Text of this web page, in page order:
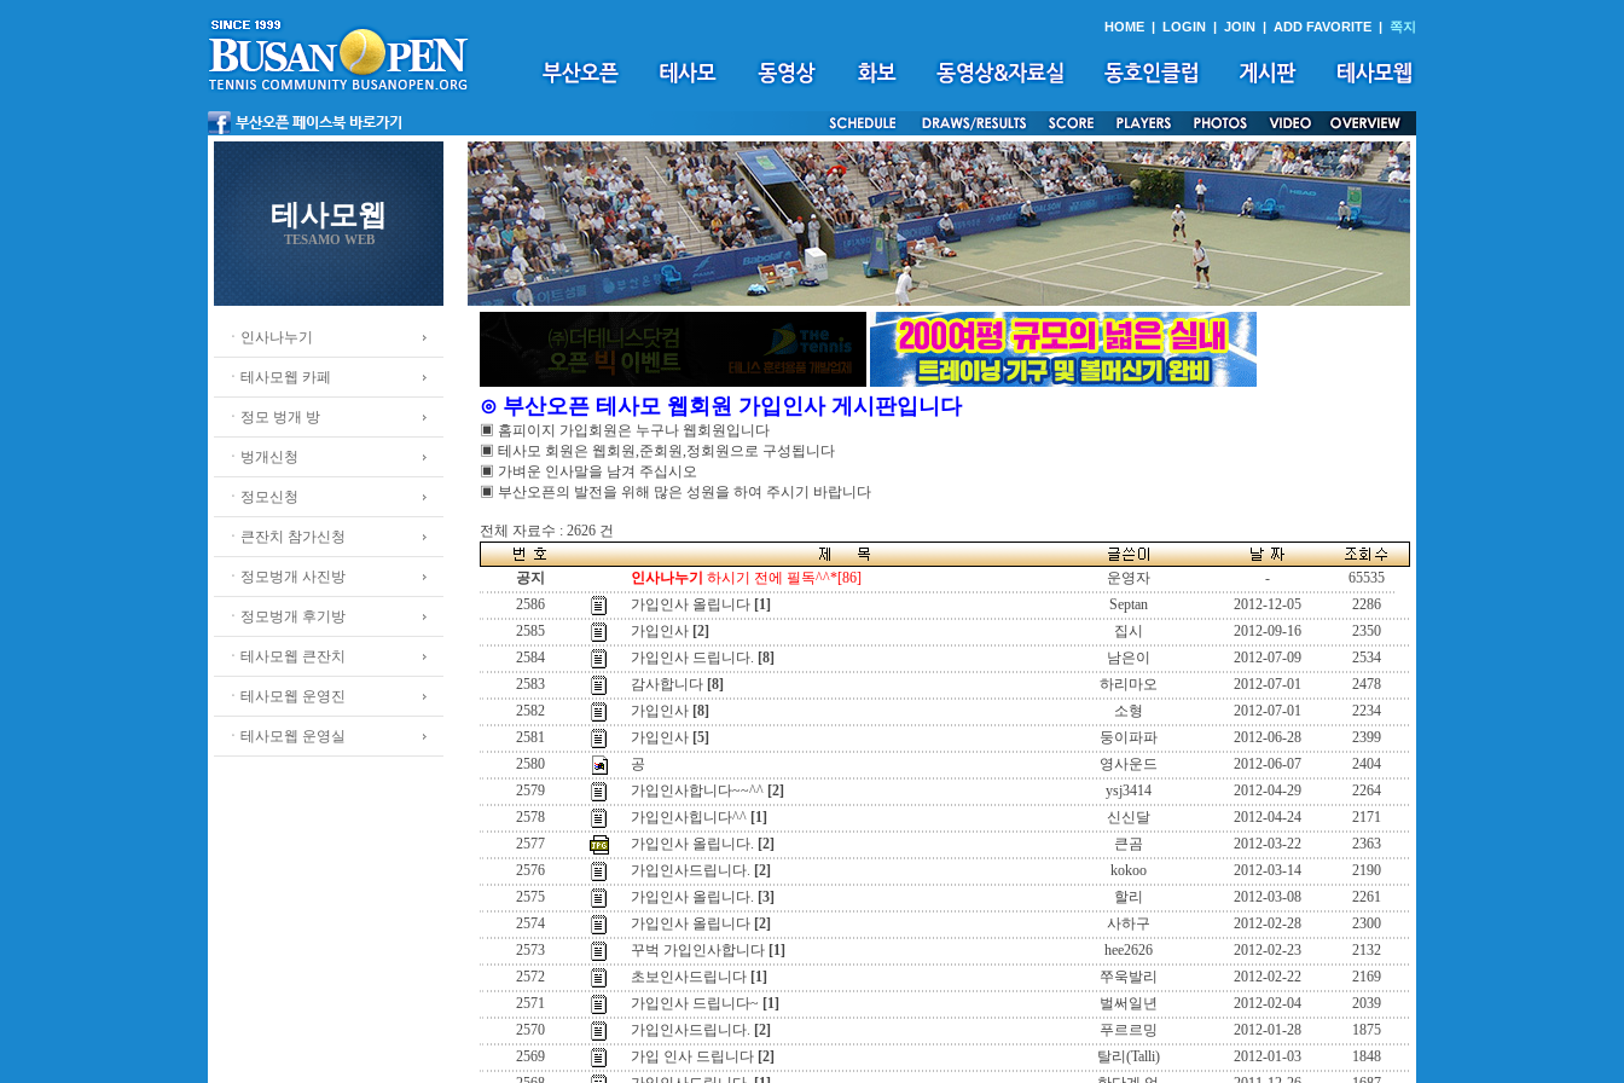
HOME | LOGIN | JOIN | ADD FAVORITE | 쪽지
테사모웹
TESAMO WEB
ㆍ인사나누기
ㆍ테사모웹 카페
ㆍ정모 벙개 방
ㆍ벙개신청
ㆍ정모신청
ㆍ큰잔치 참가신청
ㆍ정모벙개 사진방
ㆍ정모벙개 후기방
ㆍ테사모웹 큰잔치
ㆍ테사모웹 운영진
ㆍ테사모웹 운영실
⊙ 부산오픈 테사모 웹회원 가입인사 게시판입니다
▣ 홈피이지 가입회원은 누구나 웹회원입니다
▣ 테사모 회원은 웹회원,준회원,정회원으로 구성됩니다
▣ 가벼운 인사말을 남겨 주십시오
▣ 부산오픈의 발전을 위해 많은 성원을 하여 주시기 바랍니다
전체 자료수 : 2626 건
공지 인사나누기 하시기 전에 필독^^*[86] 운영자 -
65535
2586
가입인사 올립니다 [1] Septan 2012-12-05
2286
2585
가입인사 [2] 집시 2012-09-16
2350
2584
가입인사 드립니다. [8] 남은이 2012-07-09
2534
2583
감사합니다 [8] 하리마오 2012-07-01
2478
2582
가입인사 [8] 소형 2012-07-01
2234
2581
가입인사 [5] 둥이파파 2012-06-28
2399
2580
공 영사운드 2012-06-07
2404
2579
가입인사합니다~~^^ [2] ysj3414 2012-04-29
2264
2578
가입인사힙니다^^ [1] 신신달 2012-04-24
2171
2577
가입인사 올립니다. [2] 큰곰 2012-03-22
2363
2576
가입인사드립니다. [2] kokoo 2012-03-14
2190
2575
가입인사 올립니다. [3] 할리 2012-03-08
2261
2574
가입인사 올립니다 [2] 사하구 2012-02-28
2300
2573
꾸벅 가입인사합니다 [1] hee2626 2012-02-23
2132
2572
초보인사드립니다 [1] 쭈욱발리 2012-02-22
2169
2571
가입인사 드립니다~ [1] 벌써일년 2012-02-04
2039
2570
가입인사드립니다. [2] 푸르르밍 2012-01-28
1875
2569
가입 인사 드립니다 [2] 탈리(Talli) 2012-01-03
1848